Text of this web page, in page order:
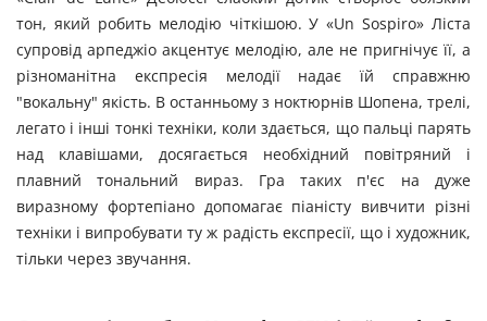
тон, який робить мелодію чіткішою. У «Un Sospiro» Ліста
супровід арпеджіо акцентує мелодію, але не пригнічує її, а
різноманітна експресія мелодії надає їй справжню
"вокальну" якість. В останньому з ноктюрнів Шопена, трелі,
легато і інші тонкі техніки, коли здається, що пальці парять
над клавішами, досягається необхідний повітряний і
плавний тональний вираз. Гра таких п'єс на дуже
виразному фортепіано допомагає піаністу вивчити різні
техніки і випробувати ту ж радість експресії, що і художник,
тільки через звучання.